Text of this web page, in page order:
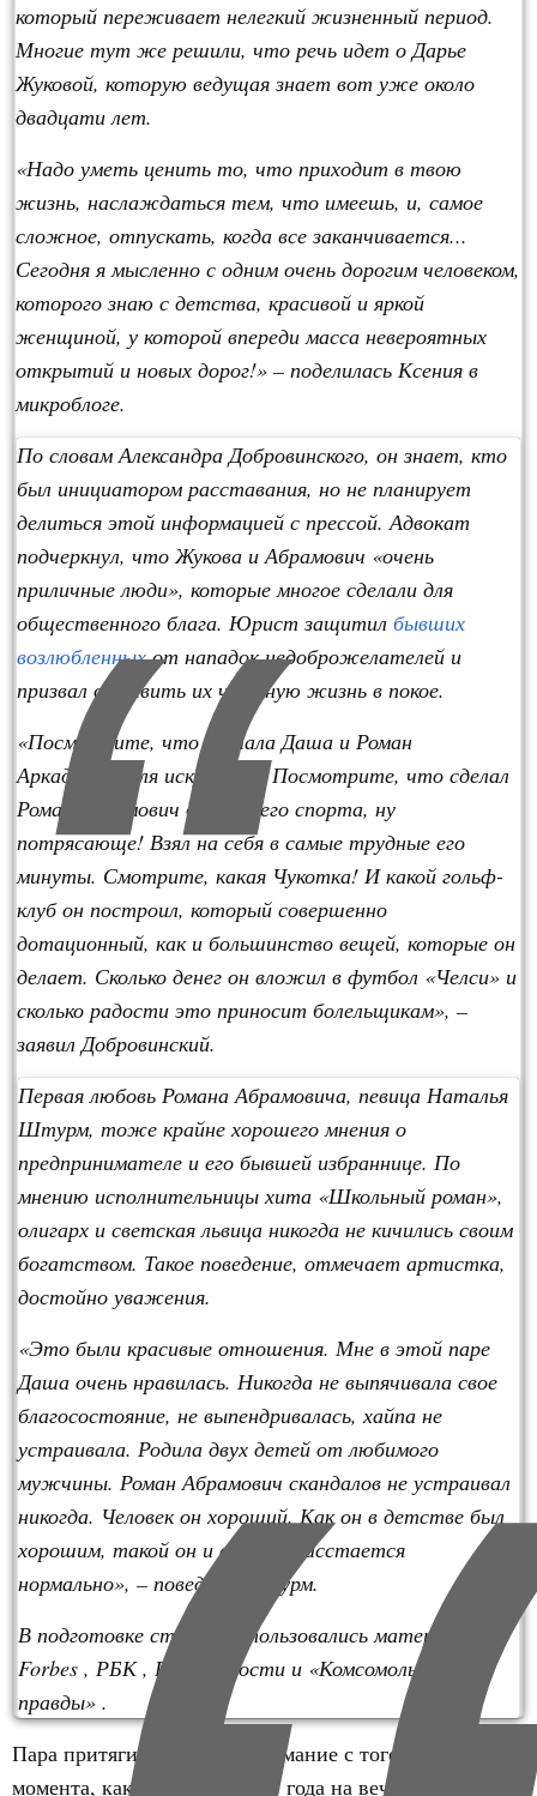
который переживает нелегкий жизненный период.
Многие тут же решили, что речь идет о Дарье
Жуковой, которую ведущая знает вот уже около
двадцати лет.
«Надо уметь ценить то, что приходит в твою
жизнь, наслаждаться тем, что имеешь, и, самое
сложное, отпускать, когда все заканчивается...
Сегодня я мысленно с одним очень дорогим человеком,
которого знаю с детства, красивой и яркой
женщиной, у которой впереди масса невероятных
открытий и новых дорог!» – поделилась Ксения в
микроблоге.
По словам Александра Добровинского, он знает, кто
был инициатором расставания, но не планирует
делиться этой информацией с прессой. Адвокат
подчеркнул, что Жукова и Абрамович «очень
приличные люди», которые многое сделали для
общественного блага. Юрист защитил бывших
возлюбленныхот нападок недоброжелателей и
призвал оставить их частную жизнь в покое.
«Посмотрите, что сделала Даша и Роман
Аркадьевич для искусства! Посмотрите, что сделал
Роман Абрамович для нашего спорта, ну
потрясающе! Взял на себя в самые трудные его
минуты. Смотрите, какая Чукотка! И какой гольф-
клуб он построил, который совершенно
дотационный, как и большинство вещей, которые он
делает. Сколько денег он вложил в футбол «Челси» и
сколько радости это приносит болельщикам», –
заявил Добровинский.
Первая любовь Романа Абрамовича, певица Наталья
Штурм, тоже крайне хорошего мнения о
предпринимателе и его бывшей избраннице. По
мнению исполнительницы хита «Школьный роман»,
олигарх и светская львица никогда не кичились своим
богатством. Такое поведение, отмечает артистка,
достойно уважения.
«Это были красивые отношения. Мне в этой паре
Даша очень нравилась. Никогда не выпячивала свое
благосостояние, не выпендривалась, хайпа не
устраивала. Родила двух детей от любимого
мужчины. Роман Абрамович скандалов не устраивал
никогда. Человек он хороший. Как он в детстве был
хорошим, такой он и сейчас. Расстается
нормально», – поведала Штурм.
В подготовке статьи использовались материалы
Forbes , РБК , РИА Новости и «Комсомольской
правды» .
Пара притягивала к себе внимание с того самого
момента, как в феврале 2005 года на вечеринке после